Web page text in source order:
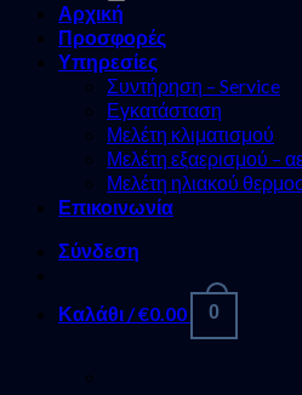
Αρχική
Προσφορές
Υπηρεσίες
Συντήρηση – Service
Εγκατάσταση
Μελέτη κλιματισμού
Μελέτη εξαερισμού –
Μελέτη ηλιακού
Επικοινωνία
Σύνδεση
Καλάθι /€0.00 0